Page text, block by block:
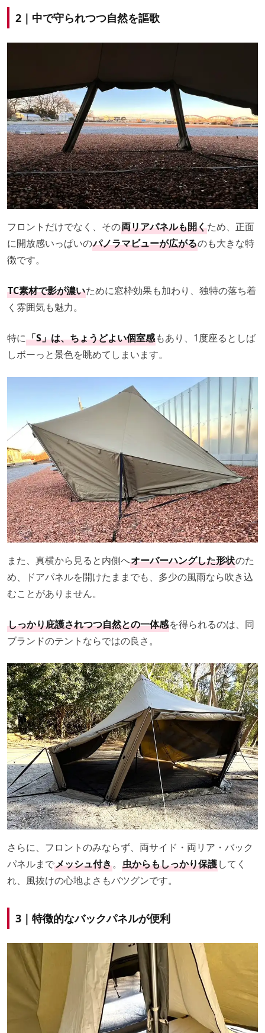
2｜中で守られつつ自然を謳歌
フロントだけでなく、その両リアパネルも開くため、正面
に開放感いっぱいのパノラマビューが広がるのも大きな特
徴です。
TC素材で影が濃いために窓枠効果も加わり、独特の落ち着
く雰囲気も魅力。
特に「S」は、ちょうどよい個室感もあり、1度座るとしば
しボーっと景色を眺めてしまいます。
また、真横から見ると内側へオーバーハングした形状のた
め、ドアパネルを開けたままでも、多少の風雨なら吹き込
むことがありません。
しっかり庇護されつつ自然との一体感を得られるのは、同
ブランドのテントならではの良さ。
さらに、フロントのみならず、両サイド・両リア・バック
パネルまでメッシュ付き。 虫からもしっかり保護してく
れ、風抜けの心地よさもバツグンです。
3｜特徴的なバックパネルが便利